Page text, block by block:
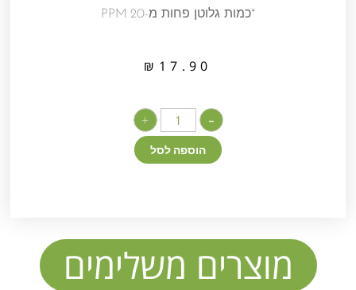
*כמות גלוטן פחות מ-20 PPM
₪ 17.90
-
+
הוספה לסל
מוצרים משלימים